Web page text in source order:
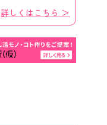
詳しくはこちら ＞